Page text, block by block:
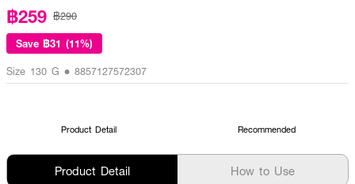
฿259 ฿290
Save ฿31 (11%)
Size 130 G • 8857127572307
Product Detail Recommended
Product Detail How to Use